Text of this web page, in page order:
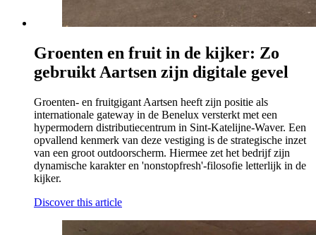
Groenten en fruit in de kijker: Zo
gebruikt Aartsen zijn digitale gevel
Groenten- en fruitgigant Aartsen heeft zijn positie als
internationale gateway in de Benelux versterkt met een
hypermodern distributiecentrum in Sint-Katelijne-Waver. Een
opvallend kenmerk van deze vestiging is de strategische inzet
van een groot outdoorscherm. Hiermee zet het bedrijf zijn
dynamische karakter en 'nonstopfresh'-filosofie letterlijk in de
kijker.
Discover this article